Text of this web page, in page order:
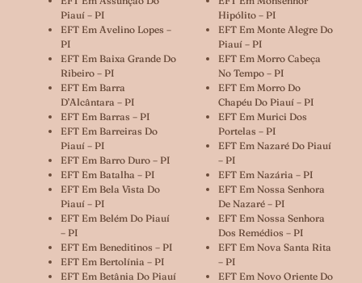
Piauí – PI
EFT Em Avelino Lopes –
PI
EFT Em Baixa Grande Do
Ribeiro – PI
EFT Em Barra
D’Alcântara – PI
EFT Em Barras – PI
EFT Em Barreiras Do
Piauí – PI
EFT Em Barro Duro – PI
EFT Em Batalha – PI
EFT Em Bela Vista Do
Piauí – PI
EFT Em Belém Do Piauí
– PI
EFT Em Beneditinos – PI
EFT Em Bertolínia – PI
EFT Em Betânia Do Piauí
Hipólito – PI
EFT Em Monte Alegre Do
Piauí – PI
EFT Em Morro Cabeça
No Tempo – PI
EFT Em Morro Do
Chapéu Do Piauí – PI
EFT Em Murici Dos
Portelas – PI
EFT Em Nazaré Do Piauí
– PI
EFT Em Nazária – PI
EFT Em Nossa Senhora
De Nazaré – PI
EFT Em Nossa Senhora
Dos Remédios – PI
EFT Em Nova Santa Rita
– PI
EFT Em Novo Oriente Do